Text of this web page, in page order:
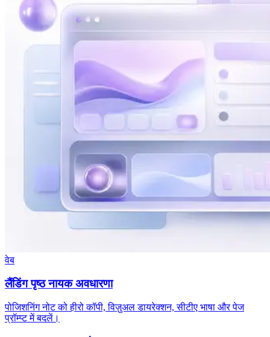
वेब
लैंडिंग पृष्ठ नायक अवधारणा
पोजिशनिंग नोट को हीरो कॉपी, विज़ुअल डायरेक्शन, सीटीए भाषा और पेज
प्रॉम्प्ट में बदलें।